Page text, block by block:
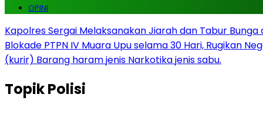
OPINI
Kapolres Sergai Melaksanakan Jiarah dan Tabur Bunga
Blokade PTPN IV Muara Upu selama 30 Hari, Rugikan
(kurir) Barang haram jenis Narkotika jenis sabu.
TopikPolisi